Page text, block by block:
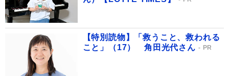
【特別読物】「救うこと、救われる
こと」（17） 角田光代さん
PR